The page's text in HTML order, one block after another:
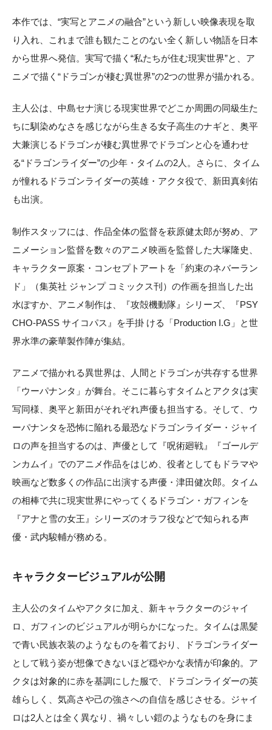
本作では、“実写とアニメの融合”という新しい映像表現を取
り入れ、これまで誰も観たことのない全く新しい物語を日本
から世界へ発信。実写で描く“私たちが住む現実世界”と、ア
ニメで描く“ドラゴンが棲む異世界”の2つの世界が描かれる。
主人公は、中島セナ演じる現実世界でどこか周囲の同級生た
ちに馴染めなさを感じながら生きる女子高生のナギと、奥平
大兼演じるドラゴンが棲む異世界でドラゴンと心を通わせ
る“ドラゴンライダー”の少年・タイムの2人。さらに、タイム
が憧れるドラゴンライダーの英雄・アクタ役で、新田真剣佑
も出演。
制作スタッフには、作品全体の監督を萩原健太郎が努め、ア
ニメーション監督を数々のアニメ映画を監督した大塚隆史、
キャラクター原案・コンセプトアートを「約束のネバーラン
ド」（集英社 ジャンプ コミックス刊）の作画を担当した出
水ぽすか、アニメ制作は、『攻殻機動隊』シリーズ、『PSY
CHO-PASS サイコパス』を手掛 ける「Production I.G」と世
界水準の豪華製作陣が集結。
アニメで描かれる異世界は、人間とドラゴンが共存する世界
「ウーパナンタ」が舞台。そこに暮らすタイムとアクタは実
写同様、奥平と新田がそれぞれ声優も担当する。そして、ウ
ーパナンタを恐怖に陥れる最恐なドラゴンライダー・ジャイ
ロの声を担当するのは、声優として『呪術廻戦』『ゴールデ
ンカムイ』でのアニメ作品をはじめ、役者としてもドラマや
映画など数多くの作品に出演する声優・津田健次郎。タイム
の相棒で共に現実世界にやってくるドラゴン・ガフィンを
『アナと雪の女王』シリーズのオラフ役などで知られる声
優・武内駿輔が務める。
キャラクタービジュアルが公開
主人公のタイムやアクタに加え、新キャラクターのジャイ
ロ、ガフィンのビジュアルが明らかになった。タイムは黒髪
で青い民族衣装のようなものを着ており、ドラゴンライダー
として戦う姿が想像できないほど穏やかな表情が印象的。ア
クタは対象的に赤を基調にした服で、ドラゴンライダーの英
雄らしく、気高さや己の強さへの自信を感じさせる。ジャイ
ロは2人とは全く異なり、禍々しい鎧のようなものを身にま